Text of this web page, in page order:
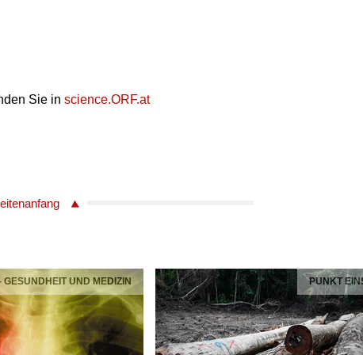
Sie inscience.ORF.at
GESUNDHEIT UND MEDIZIN PUNKT